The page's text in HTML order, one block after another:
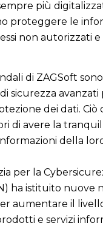
più
proteggere le
non autorizzati
di ZAGSoft
sicurezza avanzati
dei dati. Ciò
di avere la
della
per la
ha istituito nuove
aumentare il
e servizi